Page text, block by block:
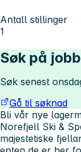
Antall stillinger
1
Søk på
Søk senest
Gå til søknad
Bli vår nye
Norefjell Ski &
majestetiske